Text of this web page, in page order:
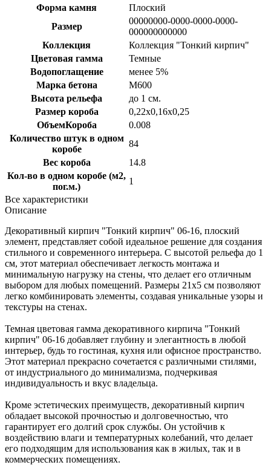
Форма камня
Плоский
Размер
00000000-0000-0000-0000-
000000000000
Коллекция
Коллекция "Тонкий кирпич"
Цветовая гамма
Темные
Водопоглащение
менее 5%
Марка бетона
M600
Высота рельефа
до 1 см.
Размер короба
0,22х0,16х0,25
ОбъемКороба
0.008
Количество штук в одном
коробе
84
Вес короба
14.8
Кол-во в одном коробе (м2,
пог.м.)
1
Все характеристики
Описание
Декоративный кирпич "Тонкий кирпич" 06-16, плоский
элемент, представляет собой идеальное решение для создания
стильного и современного интерьера. С высотой рельефа до 1
см, этот материал обеспечивает легкость монтажа и
минимальную нагрузку на стены, что делает его отличным
выбором для любых помещений. Размеры 21х5 см позволяют
легко комбинировать элементы, создавая уникальные узоры и
текстуры на стенах.
Темная цветовая гамма декоративного кирпича "Тонкий
кирпич" 06-16 добавляет глубину и элегантность в любой
интерьер, будь то гостиная, кухня или офисное пространство.
Этот материал прекрасно сочетается с различными стилями,
от индустриального до минимализма, подчеркивая
индивидуальность и вкус владельца.
Кроме эстетических преимуществ, декоративный кирпич
обладает высокой прочностью и долговечностью, что
гарантирует его долгий срок службы. Он устойчив к
воздействию влаги и температурных колебаний, что делает
его подходящим для использования как в жилых, так и в
коммерческих помещениях.